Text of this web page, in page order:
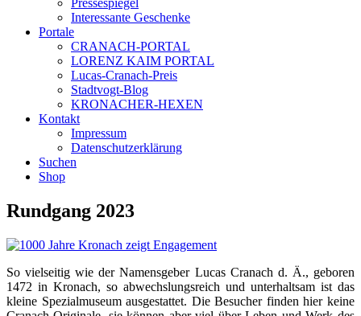
Pressespiegel
Interessante Geschenke
Portale
CRANACH-PORTAL
LORENZ KAIM PORTAL
Lucas-Cranach-Preis
Stadtvogt-Blog
KRONACHER-HEXEN
Kontakt
Impressum
Datenschutzerklärung
Suchen
Shop
Rundgang 2023
So vielseitig wie der Namensgeber Lucas Cranach d. Ä., geboren
1472 in Kronach, so abwechslungsreich und unterhaltsam ist das
kleine Spezialmuseum ausgestattet. Die Besucher finden hier keine